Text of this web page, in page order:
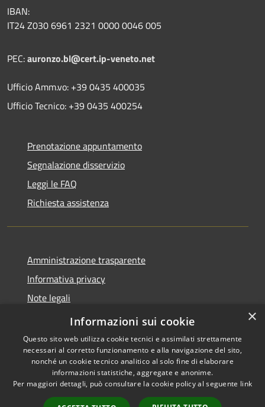
IBAN:
IT24 Z030 6961 2321 0000 0046 005
PEC:auronzo.bl@cert.ip-veneto.net
Ufficio Amm.vo: +39 0435 400035
Ufficio Tecnico: +39 0435 400254
Prenotazione appuntamento
Segnalazione disservizio
Leggi le FAQ
Richiesta assistenza
Amministrazione trasparente
Informativa privacy
Note legali
Dichiarazione di accessibilità
Accessibilità
Copyright © 2026 • Comune di
Auronzo di Cadore • Powered
×
Informazioni sui cookie
Questo sito web utilizza cookie tecnici e assimilati strettamente
necessari al corretto funzionamento e alla navigazione del sito,
nonché un cookie tecnico analitico al solo fine di elaborare
informazioni statistiche, aggregate e anonime.
Per maggiori dettagli, può consultare la cookie policy al seguente link